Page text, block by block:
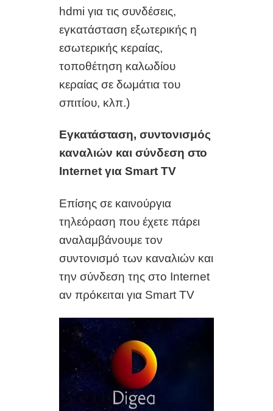
hdmi για τις συνδέσεις,
εγκατάσταση εξωτερικής η
εσωτερικής κεραίας,
τοποθέτηση καλωδίου
κεραίας σε δωμάτια του
σπιτίου, κλπ.)
Εγκατάσταση,συντονισμός
καναλιών και σύνδεση στο
InternetγιαSmart TV
Επίσης σε καινούργια
τηλεόραση που έχετε πάρει
αναλαμβάνουμε τον
συντονισμό των καναλιών και
την σύνδεση της στο Internet
αν πρόκειται για Smart TV